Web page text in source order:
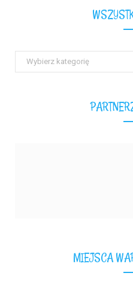
Wszystkie
teksty
MIEJSCA